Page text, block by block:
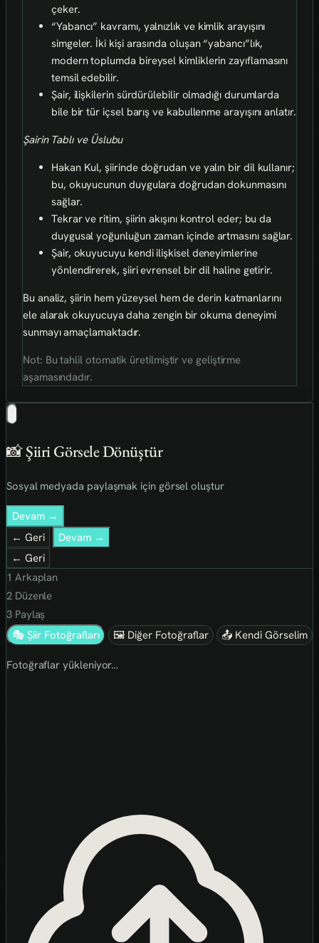
çeker.
“Yabancı” kavramı, yalnızlık ve kimlik arayışını
simgeler. İki kişi arasında oluşan “yabancı”lık,
modern toplumda bireysel kimliklerin zayıflamasını
temsil edebilir.
Şair, ilişkilerin sürdürülebilir olmadığı durumlarda
bile bir tür içsel barış ve kabullenme arayışını anlatır.
Şairin Tablı ve Üslubu
Hakan Kul, şiirinde doğrudan ve yalın bir dil kullanır;
bu, okuyucunun duygulara doğrudan dokunmasını
sağlar.
Tekrar ve ritim, şiirin akışını kontrol eder; bu da
duygusal yoğunluğun zaman içinde artmasını sağlar.
Şair, okuyucuyu kendi ilişkisel deneyimlerine
yönlendirerek, şiiri evrensel bir dil haline getirir.
Bu analiz, şiirin hem yüzeysel hem de derin katmanlarını
ele alarak okuyucuya daha zengin bir okuma deneyimi
sunmayı amaçlamaktadır.
Not: Bu tahlil otomatik üretilmiştir ve geliştirme
aşamasındadır.
📸 Şiiri Görsele Dönüştür
Sosyal medyada paylaşmak için görsel oluştur
Devam →
← Geri
Devam →
← Geri
1 Arkaplan
2Düzenle
3Paylaş
🎭 Şiir Fotoğrafları
🖼 Diğer Fotoğraflar 📤 Kendi Görselim
Fotoğraflar yükleniyor…